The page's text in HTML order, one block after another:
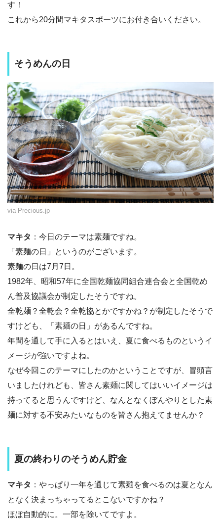
す！
これから20分間マキタスポーツにお付き合いください。
そうめんの日
via Precious.jp
マキタ ：今日のテーマは素麺ですね。
「素麺の日」というのがございます。
素麺の日は7月7日。
1982年、昭和57年に全国乾麺協同組合連合会と全国乾め
ん普及協議会が制定したそうですね。
全乾麺？全乾会？全乾協とかですかね？が制定したそうで
すけども、「素麺の日」があるんですね。
年間を通して手に入るとはいえ、夏に食べるものというイ
メージが強いですよね。
なぜ今回このテーマにしたのかということですが、冒頭言
いましたけれども、皆さん素麺に関してはいいイメージは
持ってると思うんですけど、なんとなくぼんやりとした素
麺に対する不安みたいなものを皆さん抱えてませんか？
夏の終わりのそうめん貯金
マキタ ：やっぱり一年を通じて素麺を食べるのは夏となん
となく決まっちゃってるとこないですかね？
ほぼ自動的に。一部を除いてですよ。